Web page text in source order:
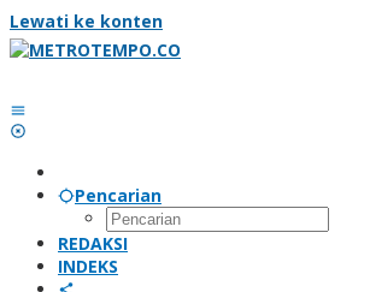
Lewati ke konten
Pencarian
REDAKSI
INDEKS